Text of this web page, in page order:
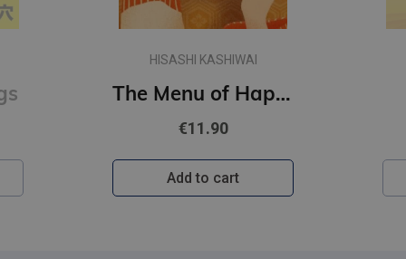
HISASHI KASHIWAI
The Menu of Happiness
€11.90
Add to cart